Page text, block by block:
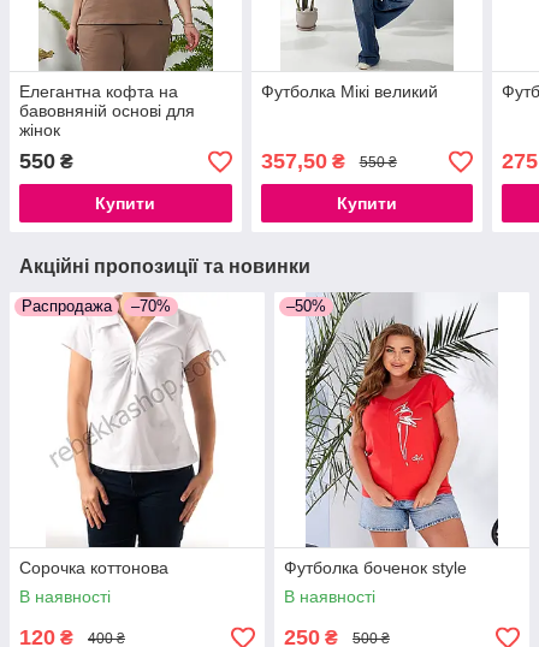
Елегантна кофта на
бавовняній основі для
жінок
550 ₴
Купити
Футболка Мікі великий
357,50₴ 550 ₴
Купити
275
Акційні пропозиції та новинки
Распродажа –70%
Сорочка коттонова
В наявності
120 ₴ 400 ₴
–50%
Футболка боченок style
В наявності
250 ₴ 500 ₴